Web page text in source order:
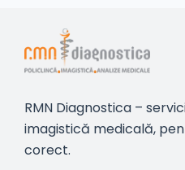
RMN Diagnostica –
imagistică medicală,
corect.